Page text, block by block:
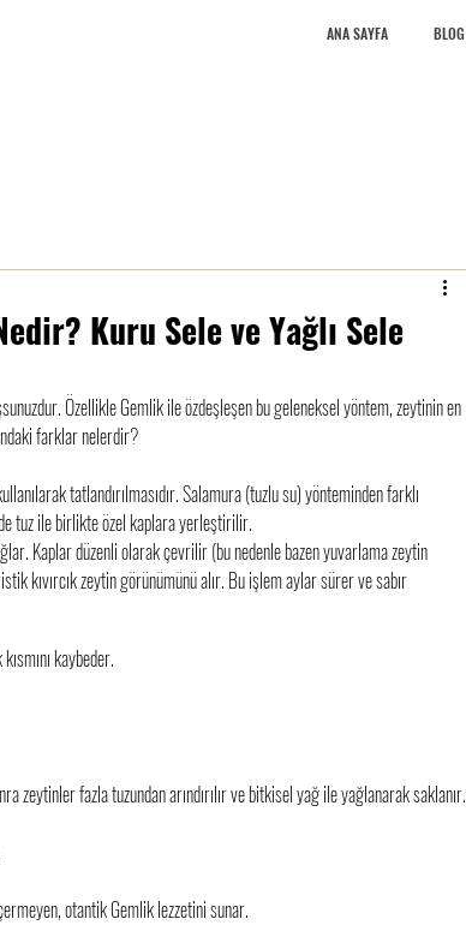
ANA SAYFA BLOG
Kuru Sele ve Yağlı Sele
Özellikle Gemlik ile özdeşleşen bu geleneksel yöntem, zeytinin en
farklar nelerdir?
tatlandırılmasıdır. Salamura (tuzlu su) yönteminden farklı
tuz ile birlikte özel kaplara yerleştirilir.
Kaplar düzenli olarak çevrilir (bu nedenle bazen yuvarlama zeytin
kıvırcık zeytin görünümünü alır. Bu işlem aylar sürer ve sabır
kaybeder.
zeytinler fazla tuzundan arındırılır ve bitkisel yağ ile yağlanarak saklanır.
otantik Gemlik lezzetini sunar.